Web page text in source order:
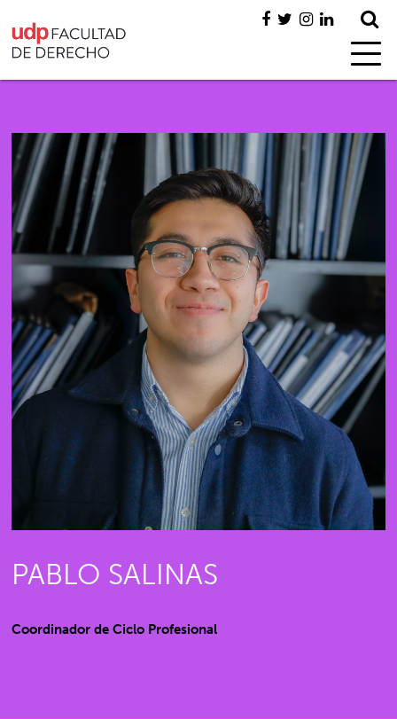
PABLO SALINAS
Coordinador de Ciclo Profesional